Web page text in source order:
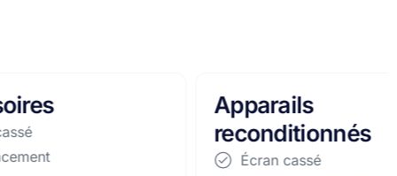
Apparails
reconditionnés
Écran cassé